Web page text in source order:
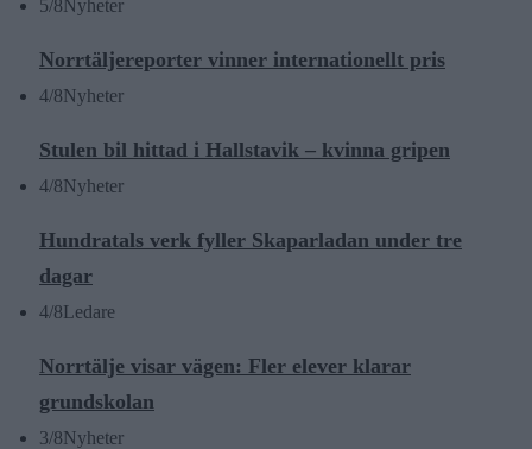
5/8Nyheter
Norrtäljereporter vinner internationellt pris
4/8Nyheter
Stulen bil hittad i Hallstavik – kvinna gripen
4/8Nyheter
Hundratals verk fyller Skaparladan under tre
dagar
4/8Ledare
Norrtälje visar vägen: Fler elever klarar
grundskolan
3/8Nyheter